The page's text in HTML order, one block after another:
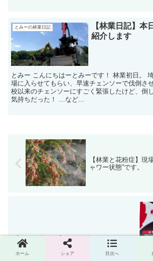
とみーの林業日記
【林業日記】本
紹介します
とみー こんにちはーとみーです！ 林業初日。
場に入らせてもらい、早速チェンソーで伐倒さ
校以来のチェンソーにすごく緊張したけど、倒
気持ちだった！ …など...
【林業と花粉症】現
ャワー状態”です。
【ツムラ笹刈刃】大刃・小刃の使い分け
について
ホーム シェア 目次へ